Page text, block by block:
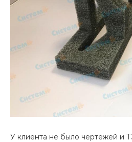
У клиента не было чертежей и